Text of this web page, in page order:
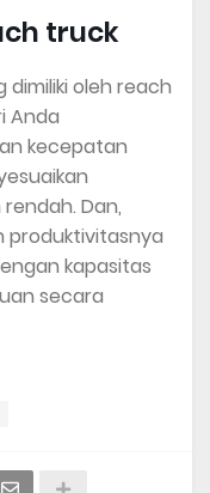
truck
oleh reach
Anda
kecepatan
Dan,
produktivitasnya
kapasitas
secara